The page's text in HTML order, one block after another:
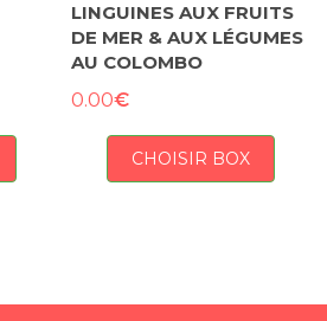
LINGUINES AUX FRUITS
DE MER & AUX LÉGUMES
AU COLOMBO
0.00€
CHOISIR BOX